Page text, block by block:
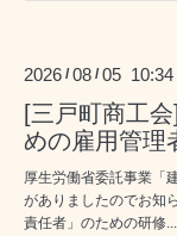
2026 /08 /05 10:34
[三戸町商工
めの雇用管理
厚生労働省委託事業「
がありましたのでお知
責任者」のための研修...